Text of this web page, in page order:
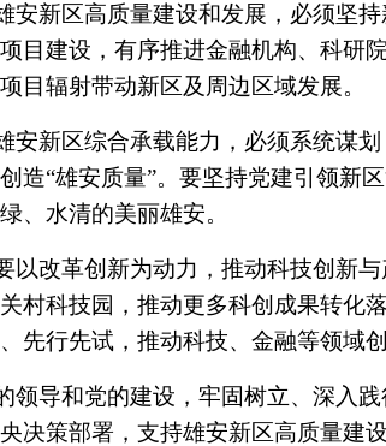
安新区高质量建设和发展，必须坚
目建设，有序推进金融机构、科研
目辐射带动新区及周边区域发展。
安新区综合承载能力，必须系统谋
造“雄安质量”。要坚持党建引领新
、水清的美丽雄安。
以改革创新为动力，推动科技创新
村科技园，推动更多科创成果转化
先行先试，推动科技、金融等领域
领导和党的建设，牢固树立、深入
决策部署，支持雄安新区高质量建